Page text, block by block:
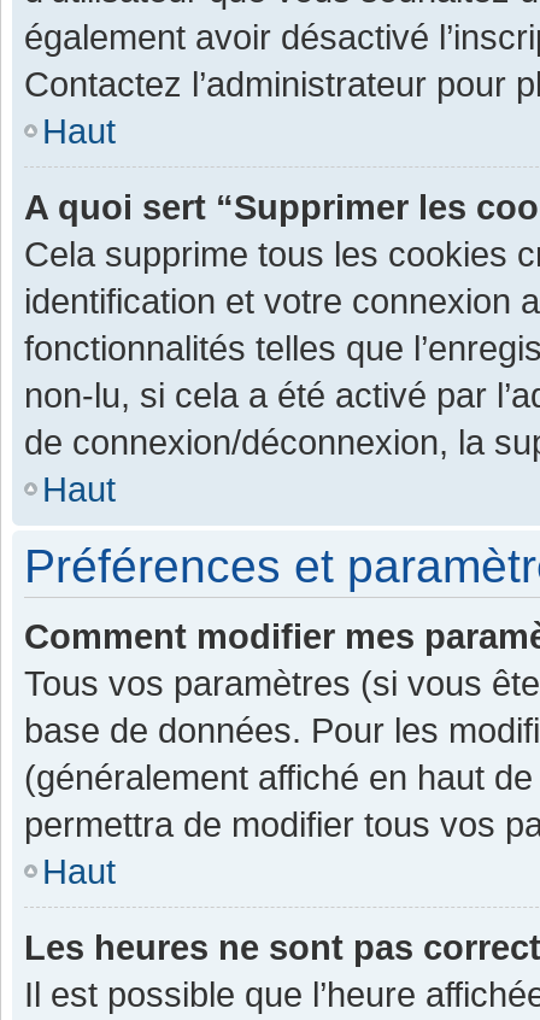
également avoir désactivé
Contactez l’administrateur pour
Haut
A quoi sert “Supprimer les
Cela supprime tous les cookies
identification et votre connexion
fonctionnalités telles que
non-lu, si cela a été activé par
de connexion/déconnexion, la
Haut
Préférences et
Comment modifier mes
Tous vos paramètres (si vous
base de données. Pour les
(généralement affiché en haut
permettra de modifier tous vos
Haut
Les heures ne sont pas
Il est possible que l’heure